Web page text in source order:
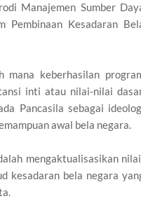
Manajemen Sumber
Pembinaan Kesadaran
mana keberhasilan
inti atau nilai-nilai
Pancasila sebagai
awal bela negara.
mengaktualisasikan
kesadaran bela negara